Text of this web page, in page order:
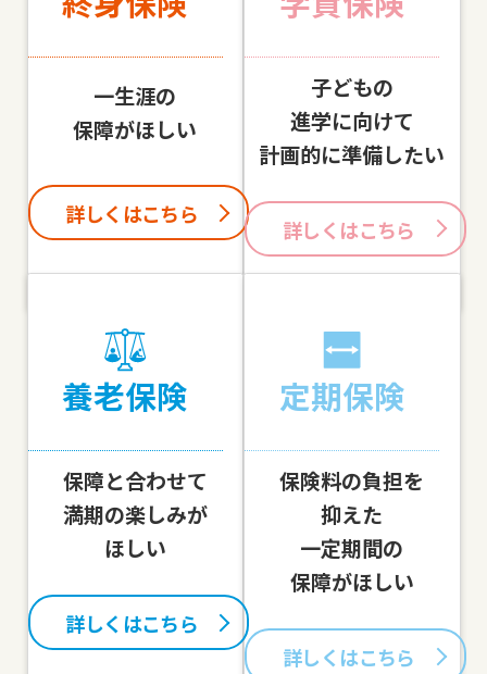
一生涯の
保障がほしい
詳しくはこちら
子どもの
進学に向けて
計画的に準備したい
詳しくはこちら
養老保険
保障と合わせて
満期の楽しみが
ほしい
詳しくはこちら
定期保険
保険料の負担を
抑えた
一定期間の
保障がほしい
詳しくはこちら